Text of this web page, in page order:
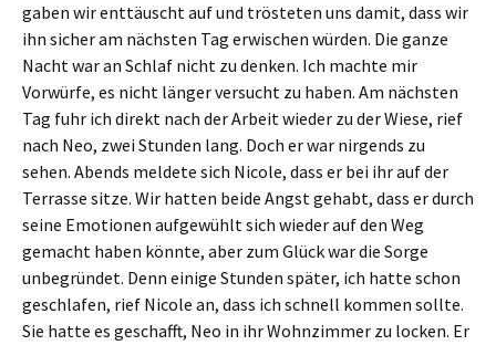
gaben wir enttäuscht auf und trösteten uns damit, dass wir
ihn sicher am nächsten Tag erwischen würden. Die ganze
Nacht war an Schlaf nicht zu denken. Ich machte mir
Vorwürfe, es nicht länger versucht zu haben. Am nächsten
Tag fuhr ich direkt nach der Arbeit wieder zu der Wiese, rief
nach Neo, zwei Stunden lang. Doch er war nirgends zu
sehen. Abends meldete sich Nicole, dass er bei ihr auf der
Terrasse sitze. Wir hatten beide Angst gehabt, dass er durch
seine Emotionen aufgewühlt sich wieder auf den Weg
gemacht haben könnte, aber zum Glück war die Sorge
unbegründet. Denn einige Stunden später, ich hatte schon
geschlafen, rief Nicole an, dass ich schnell kommen sollte.
Sie hatte es geschafft, Neo in ihr Wohnzimmer zu locken. Er